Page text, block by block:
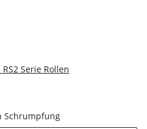
Serie Rollen
Schrumpfung